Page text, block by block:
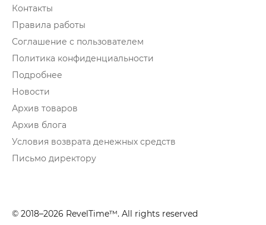
Контакты
Правила работы
Соглашение с пользователем
Политика конфиденциальности
Подробнее
Новости
Архив товаров
Архив блога
Условия возврата денежных средств
Письмо директору
© 2018–2026 RevelTime™. All rights reserved